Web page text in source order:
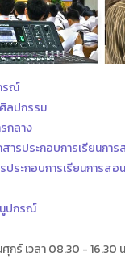
รณ์
ลปกรรม
กลาง
สารประกอบการเรียนก
ประกอบการเรียนการสอ
ปกรณ์
กร์ เวลา 08.30 - 16.30